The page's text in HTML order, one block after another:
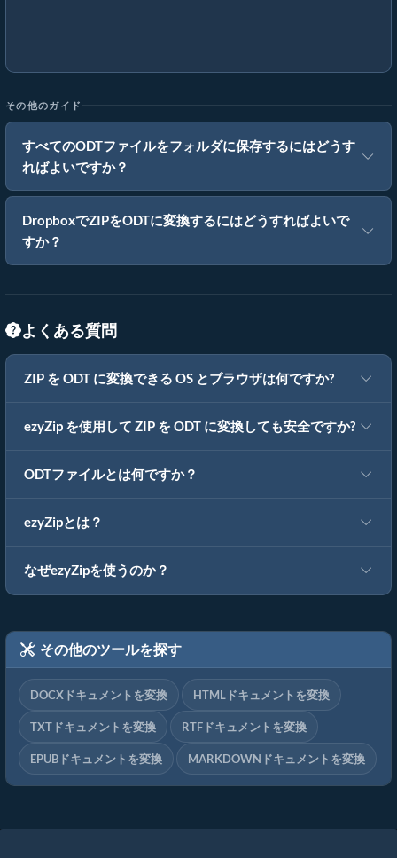
その他のガイド
すべてのODTファイルをフォルダに保存するにはどうす
ればよいですか？
DropboxでZIPをODTに変換するにはどうすればよいで
すか？
よくある質問
ZIP を ODT に変換できる OS とブラウザは何ですか?
ezyZip を使用して ZIP を ODT に変換しても安全ですか?
ODTファイルとは何ですか？
ezyZipとは？
なぜezyZipを使うのか？
その他のツールを探す
DOCXドキュメントを変換 HTMLドキュメントを変換
TXTドキュメントを変換 RTFドキュメントを変換
EPUBドキュメントを変換 MARKDOWNドキュメントを変換